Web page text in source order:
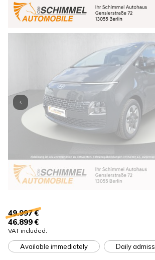
49.997 €
46.899 €
VAT included.
Available immediately Daily